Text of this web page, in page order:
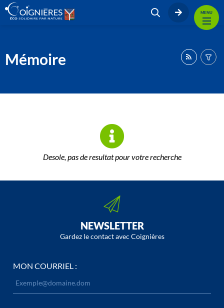
MENU
Mémoire
Desole, pas de resultat pour votre recherche
NEWSLETTER
Gardez le contact avec Coignières
MON COURRIEL :